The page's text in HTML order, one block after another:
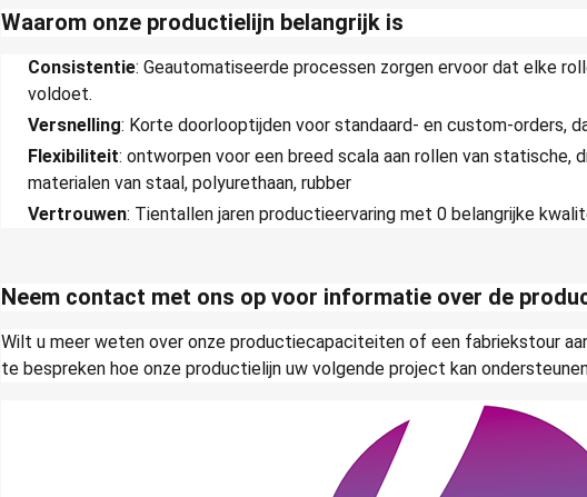
Waarom onze productielijn belangrijk is
Consistentie: Geautomatiseerde processen zorgen ervoor dat elke
voldoet.
Versnelling: Korte doorlooptijden voor standaard- en custom-orders,
Flexibiliteit: ontworpen voor een breed scala aan rollen van statische,
materialen van staal, polyurethaan, rubber
Vertrouwen: Tientallen jaren productieervaring met 0 belangrijke
Neem contact met ons op voor informatie over de
Wilt u meer weten over onze productiecapaciteiten of een fabriekstour
te bespreken hoe onze productielijn uw volgende project kan